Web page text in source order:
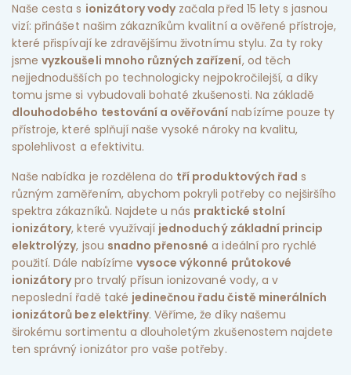
Naše cesta s ionizátory vodyzačala před 15 lety s jasnou
vizí: přinášet našim zákazníkům kvalitní a ověřené přístroje,
které přispívají ke zdravějšímu životnímu stylu. Za ty roky
jsmevyzkoušeli mnoho různých zařízení, od těch
nejjednodušších po technologicky nejpokročilejší, a díky
tomu jsme si vybudovali bohaté zkušenosti. Na základě
dlouhodobého testování a ověřování nabízíme pouze ty
přístroje, které splňují naše vysoké nároky na kvalitu,
spolehlivost a efektivitu.
Naše nabídka je rozdělena do tří produktových řad s
různým zaměřením, abychom pokryli potřeby co nejširšího
spektra zákazníků. Najdete u nás praktické stolní
ionizátory, které využívají jednoduchý základní princip
elektrolýzy, jsou snadno přenosné a ideální pro rychlé
použití. Dále nabízíme vysoce výkonné průtokové
ionizátorypro trvalý přísun ionizované vody, a v
neposlední řadě také jedinečnou řadu čistě minerálních
ionizátorů bez elektřiny. Věříme, že díky našemu
širokému sortimentu a dlouholetým zkušenostem najdete
ten správný ionizátor pro vaše potřeby.